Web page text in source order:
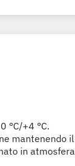
°C/+4 °C.
mantenendo il
in atmosfera